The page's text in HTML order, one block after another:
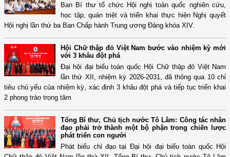
Ban Bí thư tổ chức Hội nghị toàn quốc nghiên cứu,
học tập, quán triệt và triển khai thực hiện Nghị quyết
Hội nghị lần thứ ba Ban Chấp hành Trung ương Đảng khóa XIV.
Hội Chữ thập đỏ Việt Nam bước vào nhiệm kỳ mới
với 3 khâu đột phá
Đại hội đại biểu toàn quốc Hội Chữ thập đỏ Việt Nam
lần thứ XII, nhiệm kỳ 2026-2031, đã thông qua 10 chỉ
tiêu chủ yếu của nhiệm kỳ, xác định 3 khâu đột phá và tiếp tục triển khai
2 phong trào trọng tâm
Tổng Bí thư, Chủ tịch nước Tô Lâm: Công tác nhân
đạo phải trở thành một bộ phận trong chiến lược
phát triển con người
Phát biểu chỉ đạo tại Đại hội đại biểu toàn quốc Hội